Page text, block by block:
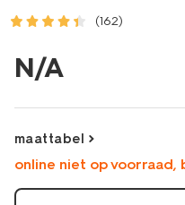
(162)
zigzag-
-
paar-
donkerrood-
N/A
maattabel
online niet op voorraad,